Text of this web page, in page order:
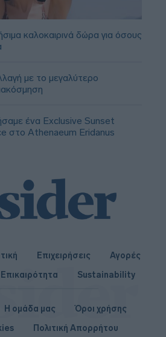
καλοκαιρινά δώρα για όσους
με το μεγαλύτερο
ένα Exclusive Sunset
στο Athenaeum Eridanus
Επιχειρήσεις
Αγορές
Επικαιρότητα Sustainability
Η ομάδα μας
Όροι χρήσης
Πολιτική Απορρήτου